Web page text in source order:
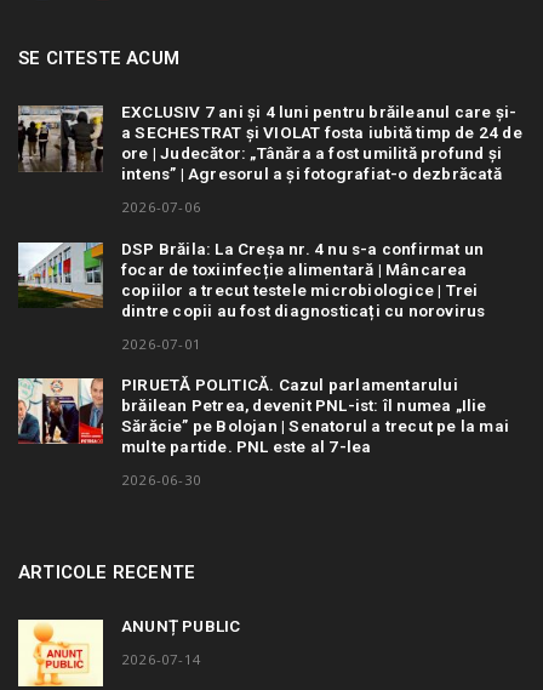
SE CITESTE ACUM
EXCLUSIV 7 ani și 4 luni pentru brăileanul care și-
a SECHESTRAT și VIOLAT fosta iubită timp de 24 de
ore | Judecător: „Tânăra a fost umilită profund și
intens” | Agresorul a și fotografiat-o dezbrăcată
2026-07-06
DSP Brăila: La Creșa nr. 4 nu s-a confirmat un
focar de toxiinfecție alimentară | Mâncarea
copiilor a trecut testele microbiologice | Trei
dintre copii au fost diagnosticați cu norovirus
2026-07-01
PIRUETĂ POLITICĂ. Cazul parlamentarului
brăilean Petrea, devenit PNL-ist: îl numea „Ilie
Sărăcie” pe Bolojan | Senatorul a trecut pe la mai
multe partide. PNL este al 7-lea
2026-06-30
ARTICOLE RECENTE
ANUNȚ PUBLIC
2026-07-14